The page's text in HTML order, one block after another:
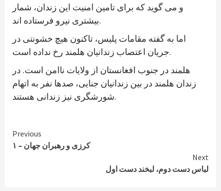
و می گوید که برای تامین امنیت این زندان، شمار
بیشتری نیرو فرستاده اند.
اما به گفته مقامات پلیس، تاکنون هیچ خشونتی در
جریان اعتصاب زندانیان هلمند رخ نداده است.
هلمند در جنوب افغانستان از ولایات ناامن است. در
زندان هلمند در بین زندانیان جنایی، صدها نفر به اتهام
شورشگری نیز زندانی هستند.
Continue
Reading
Previous
کرزی و رهبران جهان – ۱
Next
لباس دست دوم، لبخند دست اول